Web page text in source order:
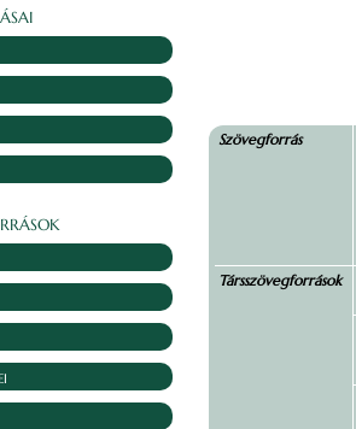
Szövegforrás
Társszövegforrások